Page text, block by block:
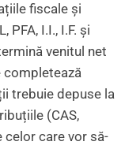
fiscale și
PFA, I.I., I.F. și
venitul net
completează
trebuie depuse la
(CAS,
celor care vor să-